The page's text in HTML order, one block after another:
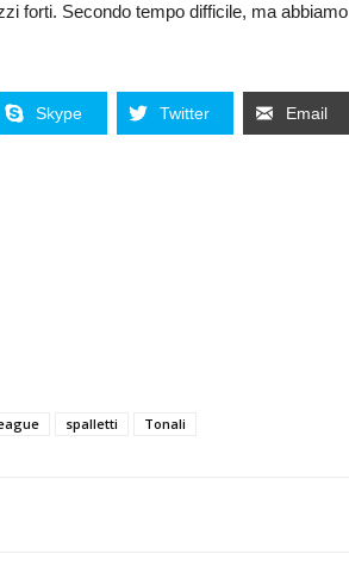
forti. Secondo tempo difficile, ma abbiamo
Skype Twitter Email
spalletti Tonali